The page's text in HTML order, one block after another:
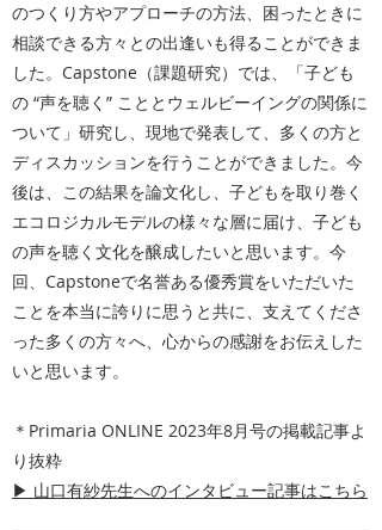
のつくり方やアプローチの方法、困ったときに
相談できる方々との出逢いも得ることができま
した。Capstone（課題研究）では、「子ども
の “声を聴く” こととウェルビーイングの関係に
ついて」研究し、現地で発表して、多くの方と
ディスカッションを行うことができました。今
後は、この結果を論文化し、子どもを取り巻く
エコロジカルモデルの様々な層に届け、子ども
の声を聴く文化を醸成したいと思います。今
回、Capstoneで名誉ある優秀賞をいただいた
ことを本当に誇りに思うと共に、支えてくださ
った多くの方々へ、心からの感謝をお伝えした
いと思います。
＊Primaria ONLINE 2023年8月号の掲載記事よ
り抜粋
▶ 山口有紗先生へのインタビュー記事はこちら